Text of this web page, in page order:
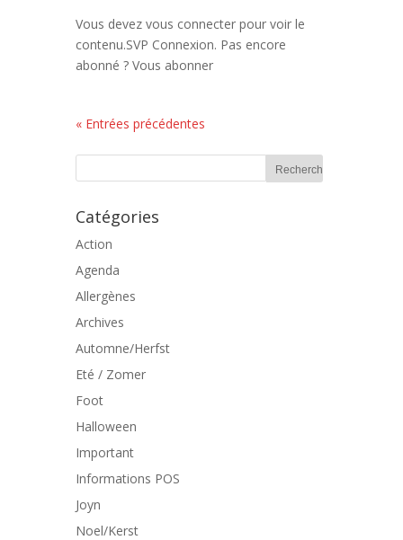
Vous devez vous connecter pour voir le
contenu.SVP Connexion. Pas encore
abonné ? Vous abonner
« Entrées précédentes
Catégories
Action
Agenda
Allergènes
Archives
Automne/Herfst
Eté / Zomer
Foot
Halloween
Important
Informations POS
Joyn
Noel/Kerst